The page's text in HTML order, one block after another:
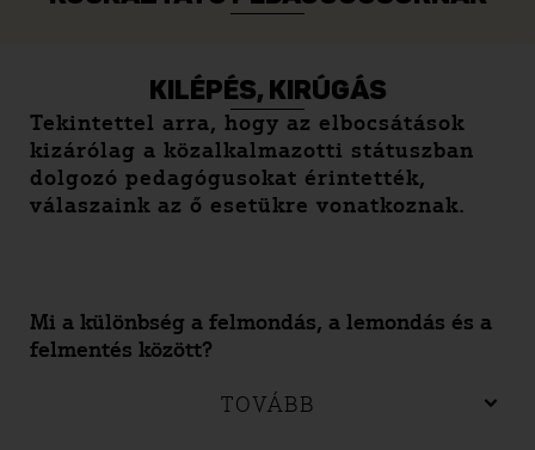
KILÉPÉS, KIRÚGÁS
Tekintettel arra, hogy az elbocsátások
kizárólag a közalkalmazotti státuszban
dolgozó pedagógusokat érintették,
válaszaink az ő esetükre vonatkoznak.
Mi a különbség a felmondás, a lemondás és a
felmentés között?
TOVÁBB